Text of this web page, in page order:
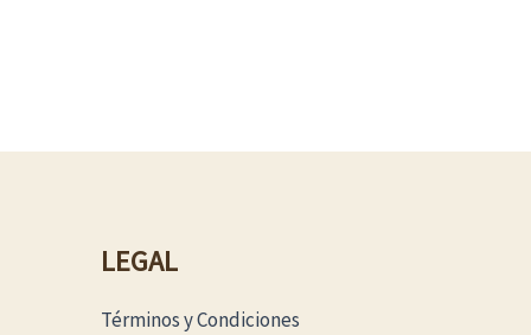
LEGAL
Términos y Condiciones